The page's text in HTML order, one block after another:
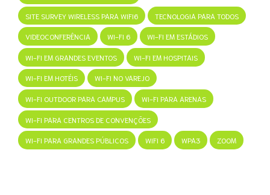
SITE SURVEY WIRELESS PARA WIFI6 TECNOLOGIA PARA TODOS
VIDEOCONFERÊNCIA WI-FI 6 WI-FI EM ESTÁDIOS
WI-FI EM GRANDES EVENTOS WI-FI EM HOSPITAIS
WI-FI EM HOTÉIS WI-FI NO VAREJO
WI-FI OUTDOOR PARA CAMPUS WI-FI PARA ARENAS
WI-FI PARA CENTROS DE CONVENÇÕES
WI-FI PARA GRANDES PÚBLICOS WIFI 6 WPA3 ZOOM